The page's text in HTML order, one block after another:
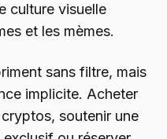
culture visuelle
et les mèmes.
sans filtre, mais
implicite. Acheter
soutenir une